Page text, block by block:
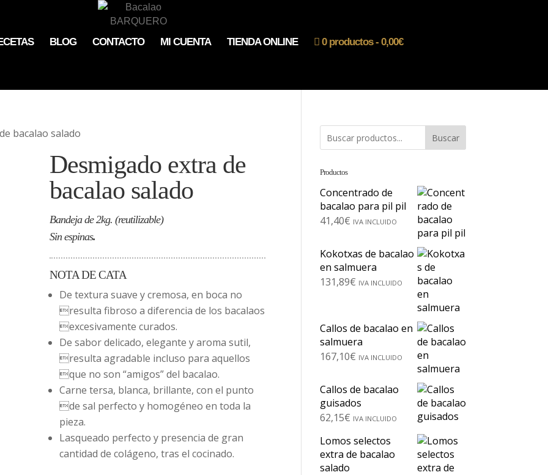
BLOG CONTACTO MI CUENTA TIENDA ONLINE 0 productos 0,00€
bacalao salado
Desmigado extra de
bacalao salado
Bandeja de 2kg. (reutilizable)
Sin espinas.
NOTA DE CATA
De textura suave y cremosa, en boca no
resulta fibroso a diferencia de los bacalaos
excesivamente curados.
De sabor delicado, elegante y aroma sutil,
resulta agradable incluso para aquellos
que no son “amigos” del bacalao.
Carne tersa, blanca, brillante, con el punto
de sal perfecto y homogéneo en toda la
pieza.
Lasqueado perfecto y presencia de gran
cantidad de colágeno, tras el cocinado.
Buscar
Productos
Concentrado de
bacalao para pil pil
41,40€ IVA INCLUIDO
Kokotxas de bacalao
en salmuera
131,89€ IVA INCLUIDO
Callos de bacalao en
salmuera
167,10€ IVA INCLUIDO
Callos de bacalao
guisados
62,15€ IVA INCLUIDO
Lomos selectos
extra de bacalao
salado